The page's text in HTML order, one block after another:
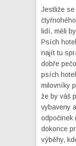
Jestliže
lidí, měli
Psích
najít tu
dobře
psích
milovníky
že by váš
vybaveny
odpočinek
dokonce
výběhy,